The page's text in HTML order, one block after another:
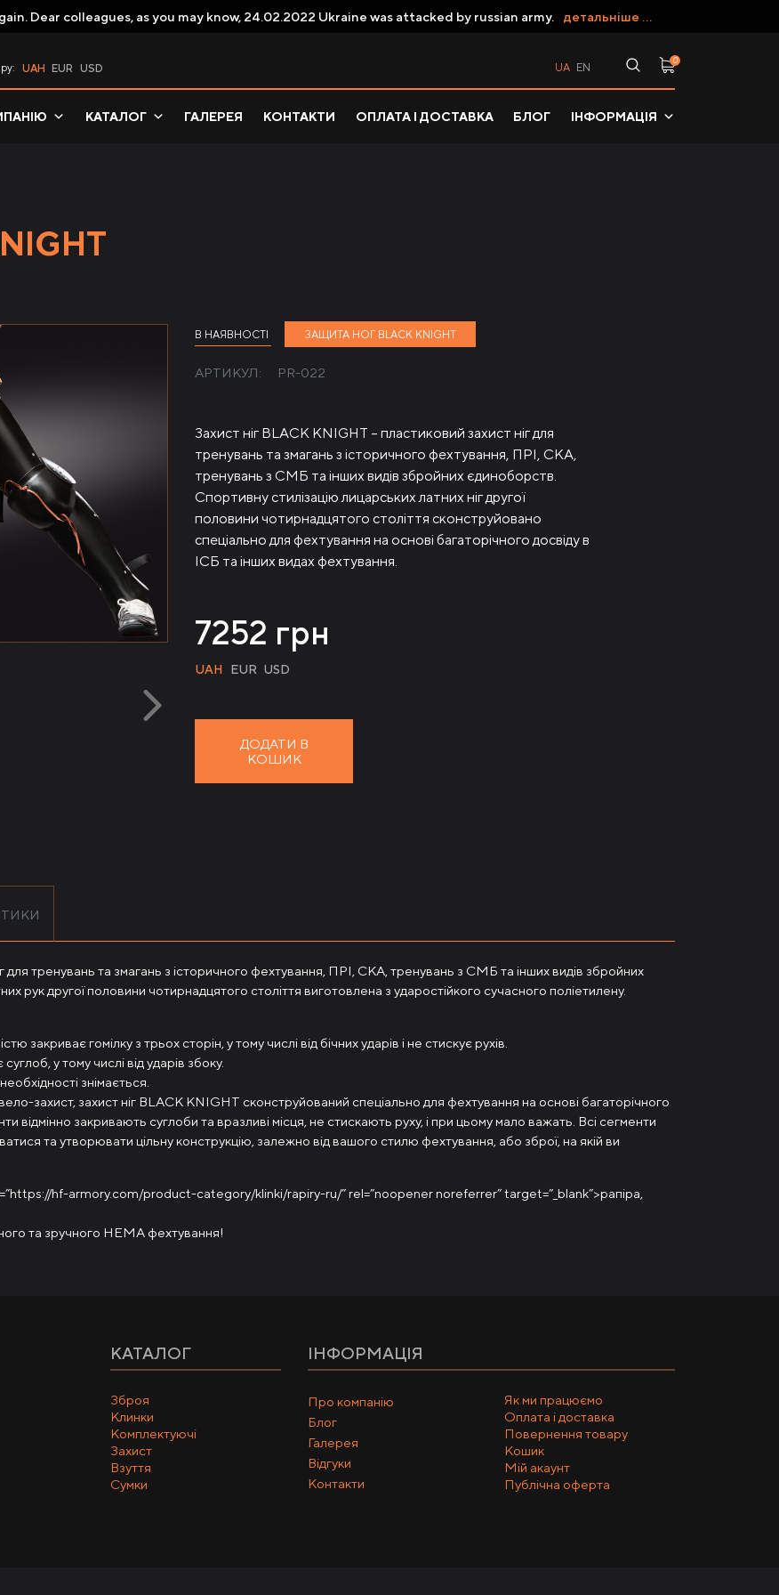
Dear colleagues, as you may know, 24.02.2022 Ukraine was attacked by russian army. детальніше ...
UAH EUR USD EN
UA
0
КАТАЛОГ ГАЛЕРЕЯ КОНТАКТИ ОПЛАТА І ДОСТАВКА БЛОГ ІНФОРМАЦІЯ
В НАЯВНОСТІ ЗАЩИТА НОГ BLACK KNIGHT
АРТИКУЛ: PR-022
Захист ніг BLACK KNIGHT – пластиковий захист ніг для
тренувань та змагань з історичного фехтування, ПРІ, СКА,
тренувань з СМБ та інших видів збройних єдиноборств.
Спортивну стилізацію лицарських латних ніг другої
половини чотирнадцятого століття сконструйовано
спеціально для фехтування на основі багаторічного досвіду в
ІСБ та інших видах фехтування.
7252 грн
UAH EUR USD
ДОДАТИ В
КОШИК
для тренувань та змагань з історичного фехтування, ПРІ, СКА, тренувань з СМБ та інших видів збройних
рук другої половини чотирнадцятого століття виготовлена ​​з ударостійкого сучасного поліетилену.
закриває гомілку з трьох сторін, у тому числі від бічних ударів і не стискує рухів.
у тому числі від ударів збоку.
знімається.
вело-захист, захист ніг BLACK KNIGHT сконструйований спеціально для фехтування на основі багаторічного
відмінно закривають суглоби та вразливі місця, не стискають руху, і при цьому мало важать. Всі сегменти
та утворювати цільну конструкцію, залежно від вашого стилю фехтування, або зброї, на якій ви
hf-armory.com/product-category/klinki/rapiry-ru/” rel=”noopener noreferrer” target=”_blank”>рапіра,
та зручного НЕМА фехтування!
КАТАЛОГ
Зброя
Клинки
Комплектуючі
Захист
Взуття
Сумки
ІНФОРМАЦІЯ
Про компанію
Блог
Галерея
Відгуки
Контакти
Як ми працюємо
Оплата і доставка
Повернення товару
Кошик
Мій акаунт
Публічна оферта